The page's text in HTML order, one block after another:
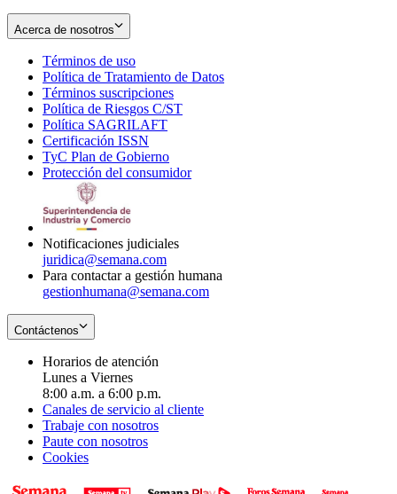
Acerca de nosotros
Términos de uso
in
new
window
Política de Tratamiento de Datos
Términos suscripciones
in
Política de Riesgos C/ST
Política SAGRILAFT
new
window
Certificación ISSN
in
new
TyC Plan de Gobierno
in
Protección del consumidorOpens
Notificaciones judiciales
juridica@semana.com
Para contactar a gestión humana
gestionhumana@semana.com
Contáctenos
Horarios de atención
Lunes a Viernes
8:00 a.m. a 6:00 p.m.
Canales de servicio al cliente
Trabaje con nosotros
Paute con nosotros
Cookies